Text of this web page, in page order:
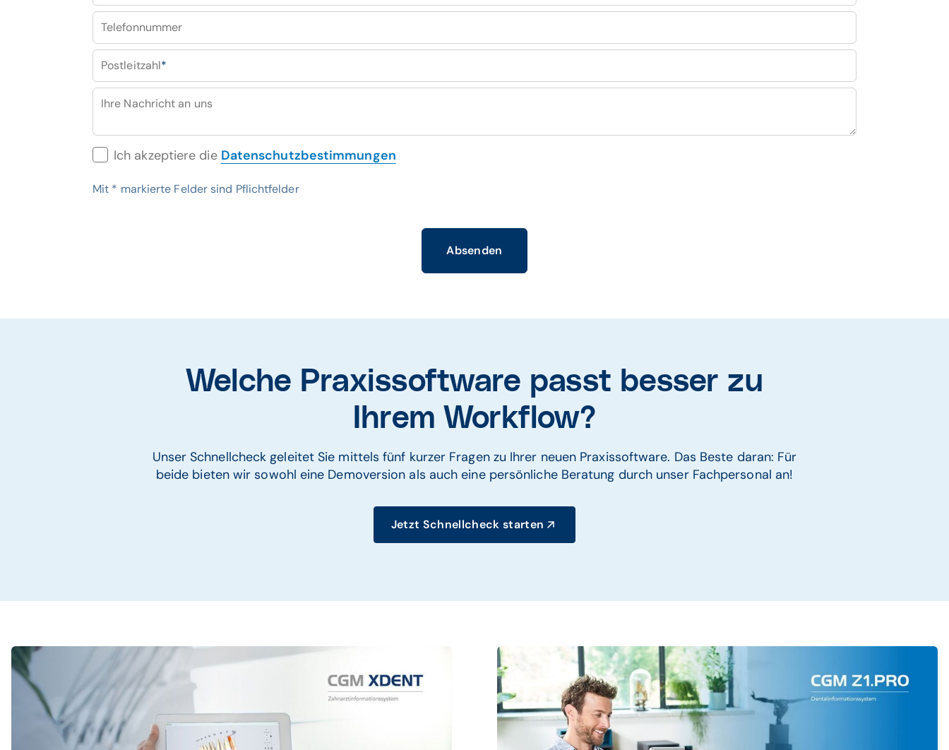
Telefonnummer
Postleitzahl*
Ihre Nachricht an uns
Ich akzeptiere die Datenschutzbestimmungen
Mit * markierte Felder sind Pflichtfelder
Absenden
Welche Praxissoftware passt besser zu
Ihrem Workflow?
Unser Schnellcheck geleitet Sie mittels fünf kurzer Fragen zu Ihrer neuen Praxissoftware. Das Beste daran: Für
beide bieten wir sowohl eine Demoversion als auch eine persönliche Beratung durch unser Fachpersonal an!
Jetzt Schnellcheck starten